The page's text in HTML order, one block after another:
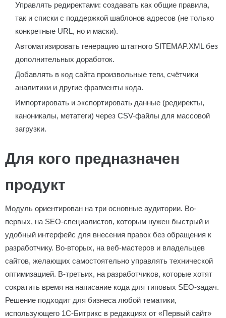
Управлять редиректами: создавать как общие правила,
так и списки с поддержкой шаблонов адресов (не только
конкретные URL, но и маски).
Автоматизировать генерацию штатного SITEMAP.XML без
дополнительных доработок.
Добавлять в код сайта произвольные теги, счётчики
аналитики и другие фрагменты кода.
Импортировать и экспортировать данные (редиректы,
каноникалы, метатеги) через CSV-файлы для массовой
загрузки.
Для кого предназначен
продукт
Модуль ориентирован на три основные аудитории. Во-
первых, на SEO-специалистов, которым нужен быстрый и
удобный интерфейс для внесения правок без обращения к
разработчику. Во-вторых, на веб-мастеров и владельцев
сайтов, желающих самостоятельно управлять технической
оптимизацией. В-третьих, на разработчиков, которые хотят
сократить время на написание кода для типовых SEO-задач.
Решение подходит для бизнеса любой тематики,
использующего 1С-Битрикс в редакциях от «Первый сайт»